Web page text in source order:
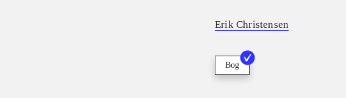
Erik Christensen
Bog